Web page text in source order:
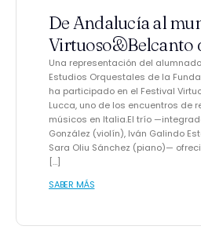
De Andalucía al
Virtuoso&Belcanto
Una representación del
Estudios Orquestales de la
ha participado en el Festival
Lucca, uno de los encuentros de
músicos en Italia.El trío
González (violín), Iván Galindo
Sara Oliu Sánchez (piano)—
[…]
SABER MÁS